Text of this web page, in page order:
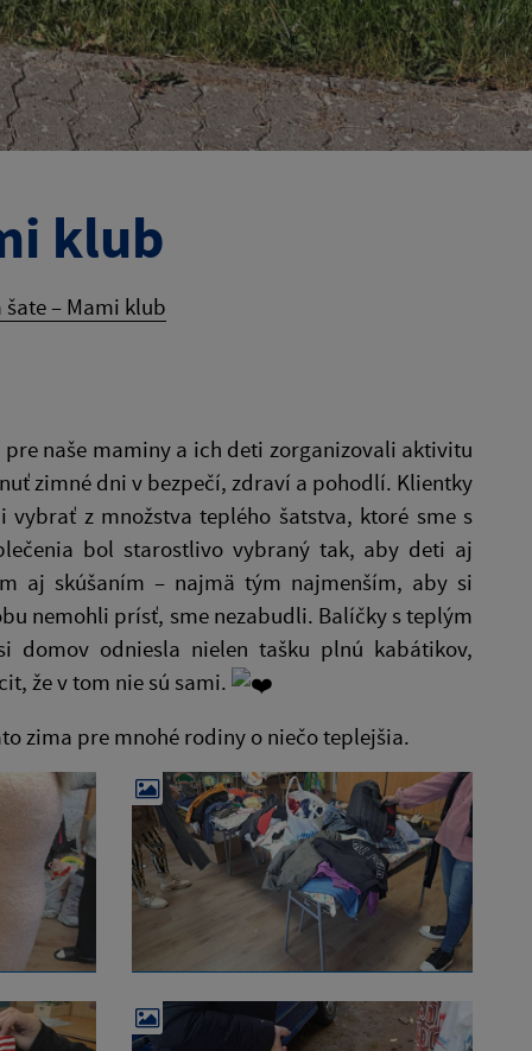
klub
– Mami klub
naše maminy a ich deti zorganizovali aktivitu
zimné dni v bezpečí, zdraví a pohodlí. Klientky
z množstva teplého šatstva, ktoré sme s
bol starostlivo vybraný tak, aby deti aj
aj skúšaním – najmä tým najmenším, aby si
nemohli prísť, sme nezabudli. Balíčky s teplým
odniesla nielen tašku plnú kabátikov,
že v tom nie sú sami.
zima pre mnohé rodiny o niečo teplejšia.